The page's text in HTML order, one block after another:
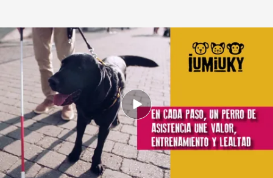
Perro guía con su dueño.Iumiuky
cuatro.com
09 FEB 2026 - 14:06h.
Conoce cómo ser familia de acogida de un
futuro perro guía
Ser casa de acogida implica brindar un hogar
temporal a animales rescatados, colaborando